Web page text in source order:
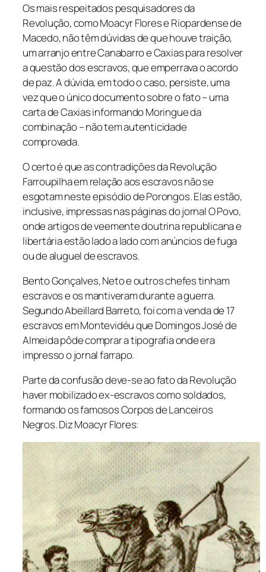
Os mais respeitados pesquisadores da
Revolução, como Moacyr Flores e Riopardense de
Macedo, não têm dúvidas de que houve traição,
um arranjo entre Canabarro e Caxias para resolver
a questão dos escravos, que emperrava o acordo
de paz. A dúvida, em todo o caso, persiste, uma
vez que o único documento sobre o fato – uma
carta de Caxias informando Moringue da
combinação – não tem autenticidade
comprovada.
O certo é que as contradições da Revolução
Farroupilha em relação aos escravos não se
esgotam neste episódio de Porongos. Elas estão,
inclusive, impressas nas páginas do jornal O Povo,
onde artigos de veemente doutrina republicana e
libertária estão lado a lado com anúncios de fuga
ou de aluguel de escravos.
Bento Gonçalves, Neto e outros chefes tinham
escravos e os mantiveram durante a guerra.
Segundo Abeillard Barreto, foi com a venda de 17
escravos em Montevidéu que Domingos José de
Almeida pôde comprar a tipografia onde era
impresso o jornal farrapo.
Parte da confusão deve-se ao fato da Revolução
haver mobilizado ex-escravos como soldados,
formando os famosos Corpos de Lanceiros
Negros. Diz Moacyr Flores: